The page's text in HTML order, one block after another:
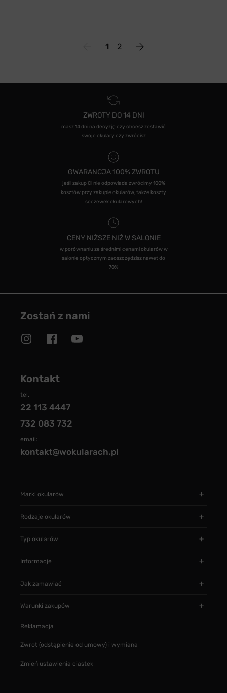
1 2
ZWROTY DO 14 DNI
masz 14 dni na decyzję czy chcesz zostawić
swoje okulary czy zwrócisz
GWARANCJA 100% ZWROTU
jeśli zakup Ci nie odpowiada zwrócimy 100%
kosztów przy zakupie okularów, także koszty
soczewek okularowych!
CENY NIŻSZE NIŻ W SALONIE
w porównaniu ze średnimi cenami okularów w
salonie optycznym zaoszczędzisz nawet do
70%
Zostań z nami
Kontakt
tel.
22 113 4447
732 083 732
email:
kontakt@wokularach.pl
Marki okularów
Rodzaje okularów
Typ okularów
Informacje
Jak zamawiać
Warunki zakupów
Reklamacja
Zwrot (odstąpienie od umowy) i wymiana
Zmień ustawienia ciastek